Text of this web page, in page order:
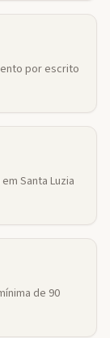
por escrito
Santa Luzia
de 90